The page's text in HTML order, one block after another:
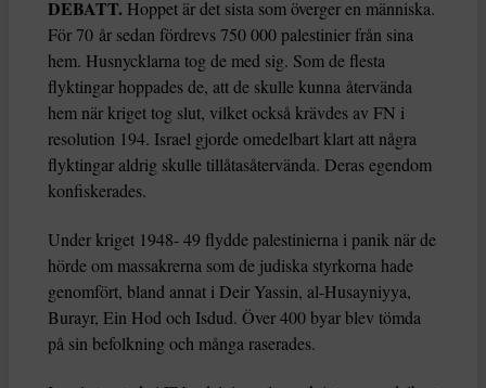
DEBATT. Hoppet är det sista som överger en människa.
För 70 år sedan fördrevs 750 000 palestinier från sina
hem. Husnycklarna tog de med sig. Som de flesta
flyktingar hoppades de, att de skulle kunna återvända
hem när kriget tog slut, vilket också krävdes av FN i
resolution 194. Israel gjorde omedelbart klart att några
flyktingar aldrig skulle tillåtasåtervända. Deras egendom
konfiskerades.
Under kriget 1948- 49 flydde palestinierna i panik när de
hörde om massakrerna som de judiska styrkorna hade
genomfört, bland annat i Deir Yassin, al-Husayniyya,
Burayr, Ein Hod och Isdud. Över 400 byar blev tömda
på sin befolkning och många raserades.